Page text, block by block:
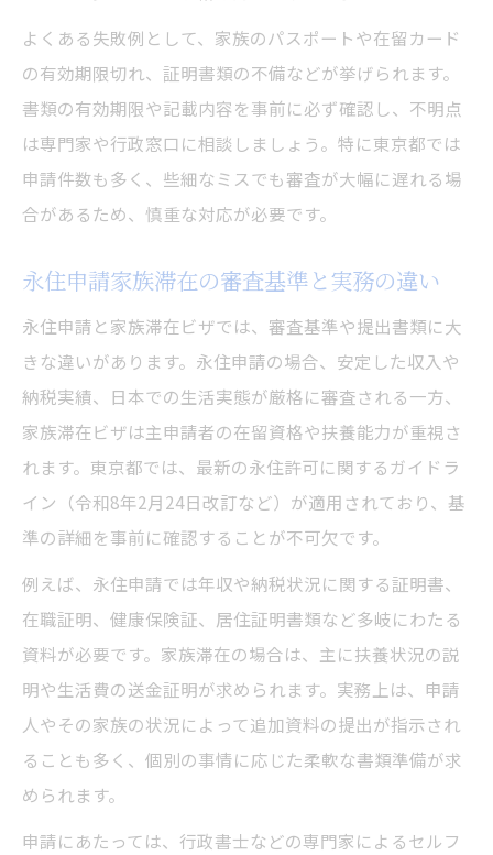
よくある失敗例として、家族のパスポートや在留カード
の有効期限切れ、証明書類の不備などが挙げられます。
書類の有効期限や記載内容を事前に必ず確認し、不明点
は専門家や行政窓口に相談しましょう。特に東京都では
申請件数も多く、些細なミスでも審査が大幅に遅れる場
合があるため、慎重な対応が必要です。
永住申請家族滞在の審査基準と実務の違い
永住申請と家族滞在ビザでは、審査基準や提出書類に大
きな違いがあります。永住申請の場合、安定した収入や
納税実績、日本での生活実態が厳格に審査される一方、
家族滞在ビザは主申請者の在留資格や扶養能力が重視さ
れます。東京都では、最新の永住許可に関するガイドラ
イン（令和8年2月24日改訂など）が適用されており、基
準の詳細を事前に確認することが不可欠です。
例えば、永住申請では年収や納税状況に関する証明書、
在職証明、健康保険証、居住証明書類など多岐にわたる
資料が必要です。家族滞在の場合は、主に扶養状況の説
明や生活費の送金証明が求められます。実務上は、申請
人やその家族の状況によって追加資料の提出が指示され
ることも多く、個別の事情に応じた柔軟な書類準備が求
められます。
申請にあたっては、行政書士などの専門家によるセルフ